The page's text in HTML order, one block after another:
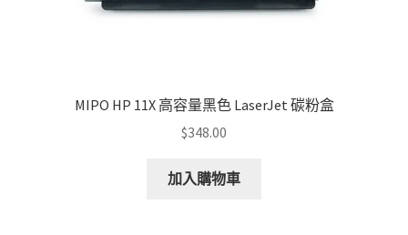
MIPO HP 11X 高容量黑色 LaserJet 碳粉盒
$348.00
加入購物車